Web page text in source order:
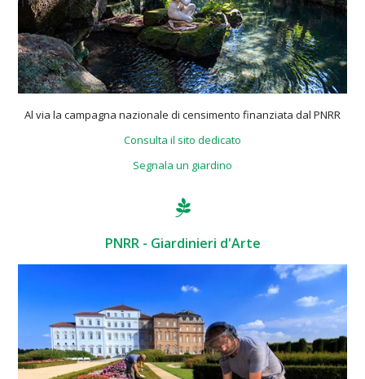
Al via la campagna nazionale di censimento finanziata dal PNRR
Consulta il sito dedicato
Segnala un giardino
PNRR - Giardinieri d'Arte